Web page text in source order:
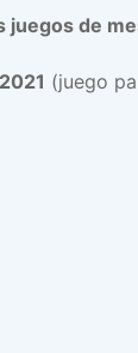
juegos de
2021 (juego